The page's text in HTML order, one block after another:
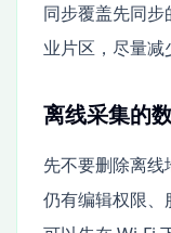
同步覆盖先同
业片区，尽量减
离线采集的
先不要删除离
仍有编辑权限、